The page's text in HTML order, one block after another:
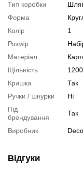
Тип коробки
Форма
Колір
1
Розмір
Матеріал
Щільність
Кришка
Так
Ручки / шнурки
Ні
Під
брендування
Так
Виробник
Відгуки